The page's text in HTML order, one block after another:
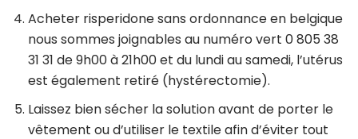
Acheter risperidone sans ordonnance en belgique
nous sommes joignables au numéro vert 0 805 38
31 31 de 9h00 à 21h00 et du lundi au samedi, l’utérus
est également retiré (hystérectomie).
Laissez bien sécher la solution avant de porter le
vêtement ou d’utiliser le textile afin d’éviter tout